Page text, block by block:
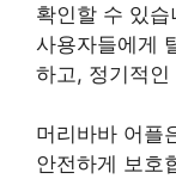
확인할 수 있
사용자들에게
하고, 정기적
머리바바 어플
안전하게 보호